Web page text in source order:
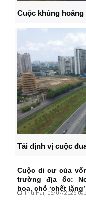
Cuộc khủng
Tái định vị cuộc
Cuộc di cư của
trường địa ốc:
hoa, chỗ ‘chết lặng’
Thứ Hai, 06/07/2026